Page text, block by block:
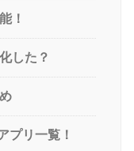
！
した？
プリ一覧！